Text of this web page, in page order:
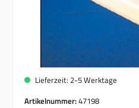
Lieferzeit: 2-5 Werktage
Artikelnummer:47198